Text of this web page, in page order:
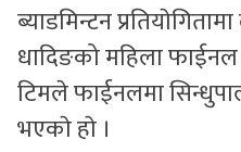
ब्याडमिन्टन
धादिङको महिला
टिमले फाईनलमा
भएकाे हाे ।